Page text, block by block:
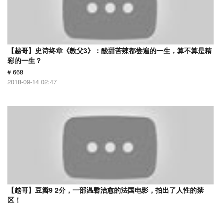
【越哥】史诗终章《教父3》：酸甜苦辣都尝遍的一生，算不算是精
彩的一生？
# 668
2018-09-14 02:47
【越哥】豆瓣9 2分，一部温馨治愈的法国电影，拍出了人性的禁
区！